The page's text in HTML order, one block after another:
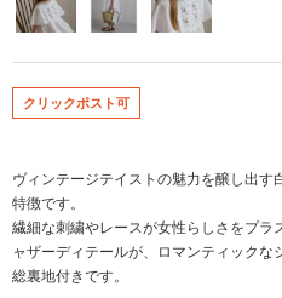
クリックポスト可
ヴィンテージテイストの魅力を醸し出
特徴です。
繊細な刺繍やレースが女性らしさをプラ
ャザーディテールが、ロマンティックな
総裏地付きです。